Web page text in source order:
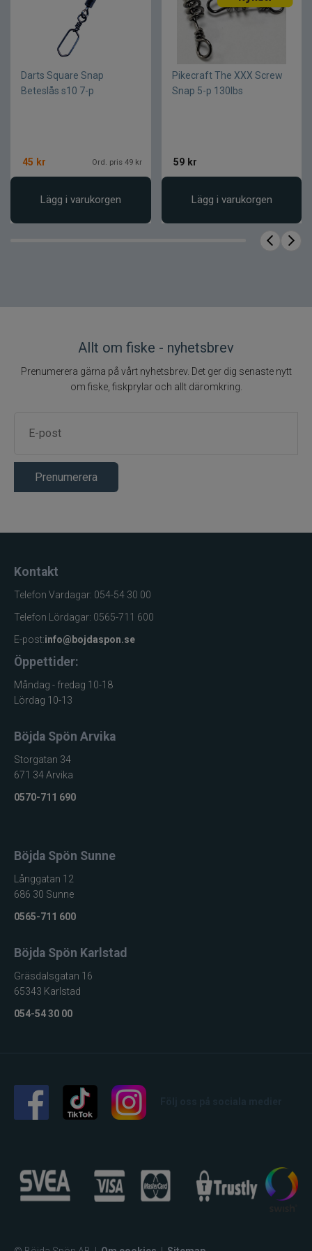
Staylock-konstruktion för säker låsning
Snabba betesbyten under fisket
Hög hållfasthet för större rovfisk
Rostbeständig metallkonstruktion
Darts Square Snap
Beteslås s10 7-p
45 kr Ord. pris 49 kr
Lägg i varukorgen
Pikecraft The XXX Screw
Snap 5-p 130lbs
59 kr
Lägg i varukorgen
Allt om fiske - nyhetsbrev
Prenumerera gärna på vårt nyhetsbrev. Det ger dig senaste nytt
om fiske, fiskprylar och allt däromkring.
Prenumerera
Kontakt
Telefon Vardagar: 054-54 30 00
Telefon Lördagar: 0565-711 600
E-post:info@bojdaspon.se
Öppettider:
Måndag - fredag 10-18
Lördag 10-13
Böjda Spön Arvika
Storgatan 34
671 34 Arvika
0570-711 690
Böjda Spön Sunne
Långgatan 12
686 30 Sunne
0565-711 600
Böjda Spön Karlstad
Gräsdalsgatan 16
65343 Karlstad
054-54 30 00